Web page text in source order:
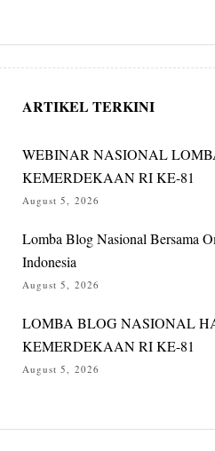
ARTIKEL TERKINI
WEBINAR NASIONAL
KEMERDEKAAN RI KE-81
August 5, 2026
Lomba Blog Nasional Bersama
Indonesia
August 5, 2026
LOMBA BLOG NASIONAL
KEMERDEKAAN RI KE-81
August 5, 2026